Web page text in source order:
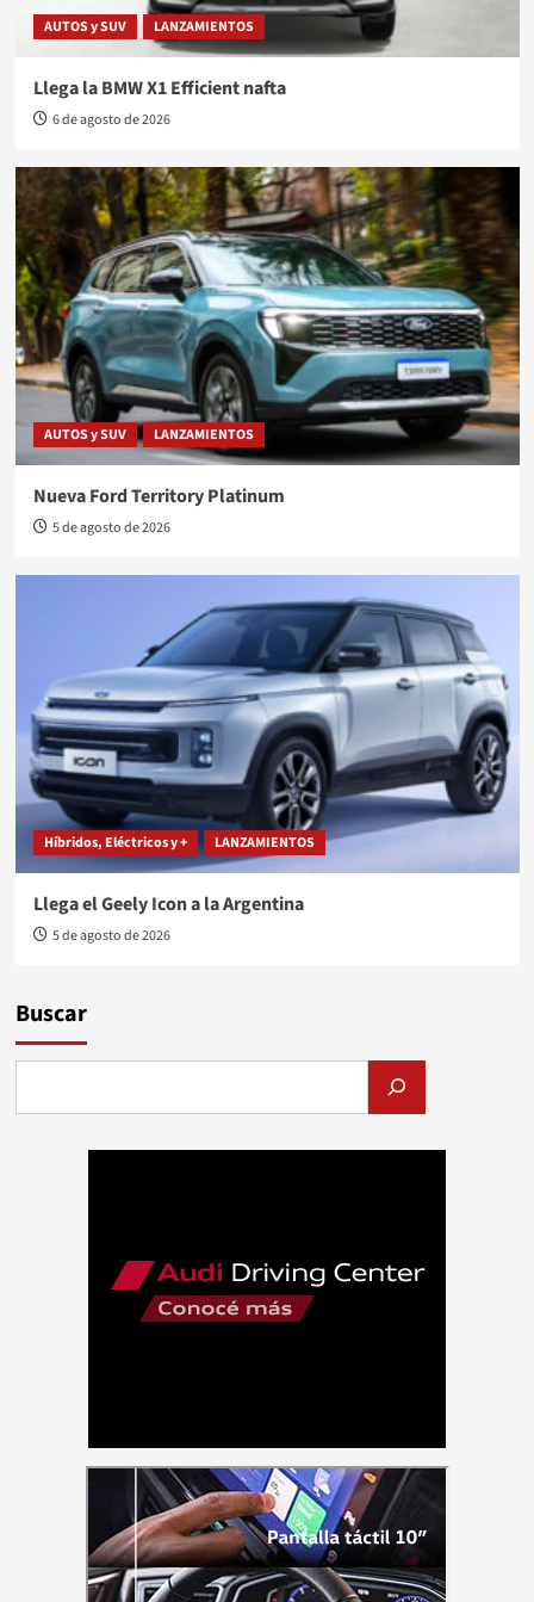
AUTOS y SUV LANZAMIENTOS
Llega la BMW X1 Efficient nafta
6 de agosto de 2026
AUTOS y SUV LANZAMIENTOS
Nueva Ford Territory Platinum
5 de agosto de 2026
Híbridos, Eléctricos y + LANZAMIENTOS
Llega el Geely Icon a la Argentina
5 de agosto de 2026
Buscar